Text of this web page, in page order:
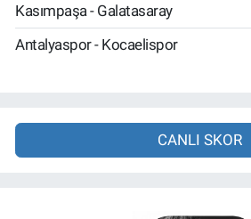
Kasımpaşa - Galatasaray
Antalyaspor - Kocaelispor
CANLI SKOR